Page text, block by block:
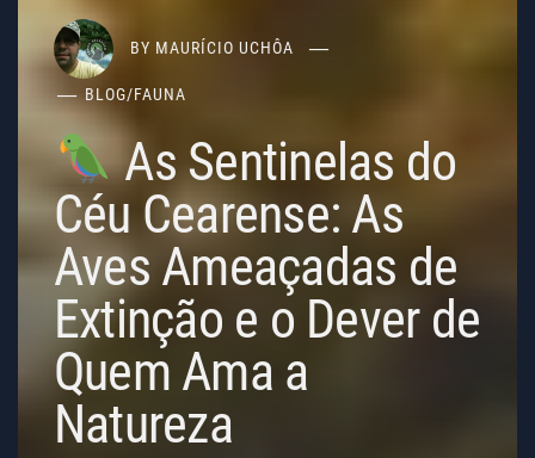
BY MAURÍCIO UCHÔA
BLOG/FAUNA
As Sentinelas do
Céu Cearense: As
Aves Ameaçadas de
Extinção e o Dever de
Quem Ama a
Natureza